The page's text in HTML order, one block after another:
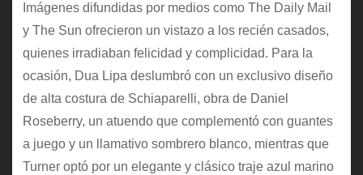
Imágenes difundidas por medios como The Daily Mail
y The Sun ofrecieron un vistazo a los recién casados,
quienes irradiaban felicidad y complicidad. Para la
ocasión, Dua Lipa deslumbró con un exclusivo diseño
de alta costura de Schiaparelli, obra de Daniel
Roseberry, un atuendo que complementó con guantes
a juego y un llamativo sombrero blanco, mientras que
Turner optó por un elegante y clásico traje azul marino